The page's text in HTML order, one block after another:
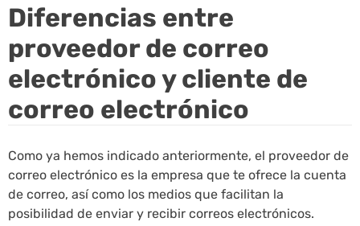
Diferencias entre
proveedor de correo
electrónico y cliente de
correo electrónico
Como ya hemos indicado anteriormente, el proveedor de
correo electrónico es la empresa que te ofrece la cuenta
de correo, así como los medios que facilitan la
posibilidad de enviar y recibir correos electrónicos.